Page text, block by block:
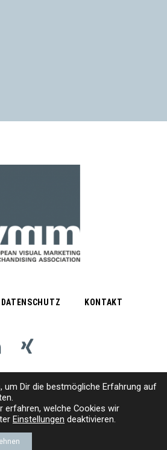
KONTAKT
Newsletter
VISUELLES MARKETING/MERCHANDISING E. V.
um Dir die bestmögliche Erfahrung auf
erfahren, welche Cookies wir
Einstellungen deaktivieren.